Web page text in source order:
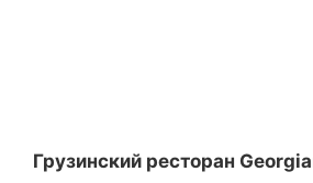
Грузинский ресторан